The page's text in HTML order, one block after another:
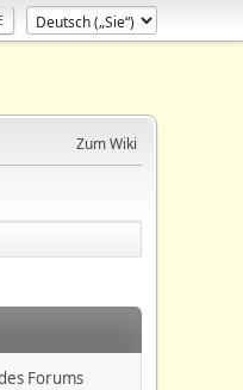
Zum Wiki
Forums